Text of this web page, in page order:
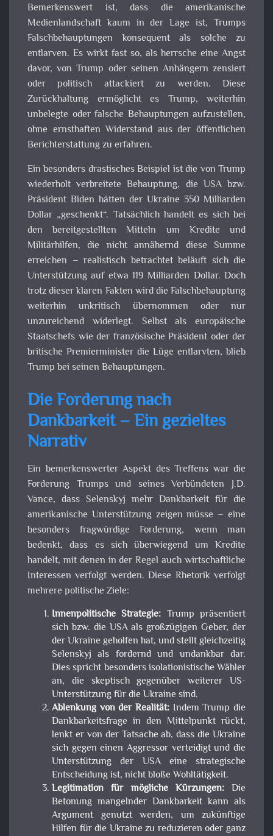
Bemerkenswert ist, dass die amerikanische
Medienlandschaft kaum in der Lage ist, Trumps
Falschbehauptungen konsequent als solche zu
entlarven. Es wirkt fast so, als herrsche eine Angst
davor, von Trump oder seinen Anhängern zensiert
oder politisch attackiert zu werden. Diese
Zurückhaltung ermöglicht es Trump, weiterhin
unbelegte oder falsche Behauptungen aufzustellen,
ohne ernsthaften Widerstand aus der öffentlichen
Berichterstattung zu erfahren.
Ein besonders drastisches Beispiel ist die von Trump
wiederholt verbreitete Behauptung, die USA bzw.
Präsident Biden hätten der Ukraine 350 Milliarden
Dollar „geschenkt“. Tatsächlich handelt es sich bei
den bereitgestellten Mitteln um Kredite und
Militärhilfen, die nicht annähernd diese Summe
erreichen – realistisch betrachtet beläuft sich die
Unterstützung auf etwa 119 Milliarden Dollar. Doch
trotz dieser klaren Fakten wird die Falschbehauptung
weiterhin unkritisch übernommen oder nur
unzureichend widerlegt. Selbst als europäische
Staatschefs wie der französische Präsident oder der
britische Premierminister die Lüge entlarvten, blieb
Trump bei seinen Behauptungen.
Die Forderung nach
Dankbarkeit – Ein gezieltes
Narrativ
Ein bemerkenswerter Aspekt des Treffens war die
Forderung Trumps und seines Verbündeten J.D.
Vance, dass Selenskyj mehr Dankbarkeit für die
amerikanische Unterstützung zeigen müsse – eine
besonders fragwürdige Forderung, wenn man
bedenkt, dass es sich überwiegend um Kredite
handelt, mit denen in der Regel auch wirtschaftliche
Interessen verfolgt werden. Diese Rhetorik verfolgt
mehrere politische Ziele:
Innenpolitische Strategie: Trump präsentiert
sich bzw. die USA als großzügigen Geber, der
der Ukraine geholfen hat, und stellt gleichzeitig
Selenskyj als fordernd und undankbar dar.
Dies spricht besonders isolationistische Wähler
an, die skeptisch gegenüber weiterer US-
Unterstützung für die Ukraine sind.
Ablenkung von der Realität: Indem Trump die
Dankbarkeitsfrage in den Mittelpunkt rückt,
lenkt er von der Tatsache ab, dass die Ukraine
sich gegen einen Aggressor verteidigt und die
Unterstützung der USA eine strategische
Entscheidung ist, nicht bloße Wohltätigkeit.
Legitimation für mögliche Kürzungen:Die
Betonung mangelnder Dankbarkeit kann als
Argument genutzt werden, um zukünftige
Hilfen für die Ukraine zu reduzieren oder ganz